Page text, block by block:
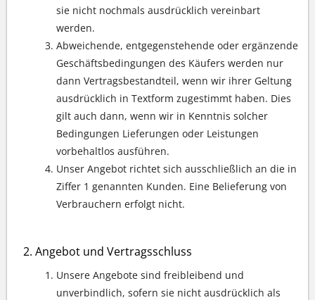
sie nicht nochmals ausdrücklich vereinbart
werden.
Abweichende, entgegenstehende oder ergänzende
Geschäftsbedingungen des Käufers werden nur
dann Vertragsbestandteil, wenn wir ihrer Geltung
ausdrücklich in Textform zugestimmt haben. Dies
gilt auch dann, wenn wir in Kenntnis solcher
Bedingungen Lieferungen oder Leistungen
vorbehaltlos ausführen.
Unser Angebot richtet sich ausschließlich an die in
Ziffer 1 genannten Kunden. Eine Belieferung von
Verbrauchern erfolgt nicht.
Angebot und Vertragsschluss
Unsere Angebote sind freibleibend und
unverbindlich, sofern sie nicht ausdrücklich als